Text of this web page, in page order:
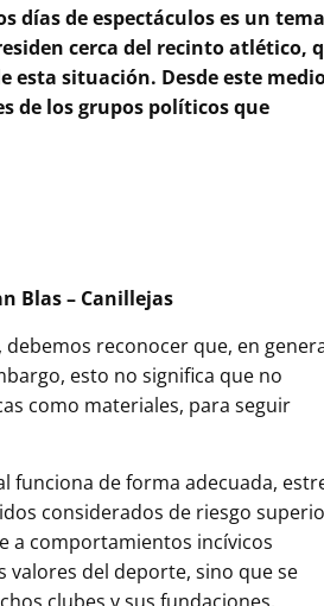
días de espectáculos es un
cerca del recinto atlético,
esta situación. Desde este
de los grupos políticos que
Blas – Canillejas
reconocer que, en
esto no significa que no
como materiales, para seguir
funciona de forma adecuada,
considerados de riesgo
a comportamientos incívicos
del deporte, sino que se